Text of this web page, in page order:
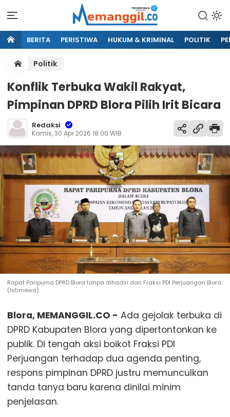
BERITA PERISTIWA HUKUM & KRIMINAL POLITIK
Politik
Konflik Terbuka Wakil Rakyat,
Pimpinan DPRD Blora Pilih Irit Bicara
Redaksi
Kamis, 30 Apr 2026 18:00 WIB
Rapat Paripurna DPRD Blora tanpa dihadiri dari Fraksi PDI Perjuangan Blora.
(Istimewa)
Blora, MEMANGGIL.CO - Ada gejolak terbuka di
DPRD Kabupaten Blora yang dipertontonkan ke
publik. Di tengah aksi boikot Fraksi PDI
Perjuangan terhadap dua agenda penting,
respons pimpinan DPRD justru memunculkan
tanda tanya baru karena dinilai minim
penjelasan.